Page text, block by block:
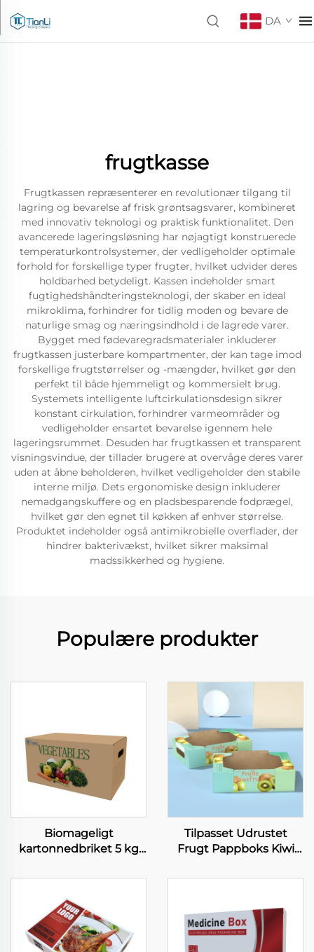
DA
frugtkasse
Frugtkassen repræsenterer en revolutionær tilgang til
lagring og bevarelse af frisk grøntsagsvarer, kombineret
med innovativ teknologi og praktisk funktionalitet. Den
avancerede lageringsløsning har nøjagtigt konstruerede
temperaturkontrolsystemer, der vedligeholder optimale
forhold for forskellige typer frugter, hvilket udvider deres
holdbarhed betydeligt. Kassen indeholder smart
fugtighedshåndteringsteknologi, der skaber en ideal
mikroklima, forhindrer for tidlig moden og bevare de
naturlige smag og næringsindhold i de lagrede varer.
Bygget med fødevaregradsmaterialer inkluderer
frugtkassen justerbare kompartmenter, der kan tage imod
forskellige frugtstørrelser og -mængder, hvilket gør den
perfekt til både hjemmeligt og kommersielt brug.
Systemets intelligente luftcirkulationsdesign sikrer
konstant cirkulation, forhindrer varmeområder og
vedligeholder ensartet bevarelse igennem hele
lageringsrummet. Desuden har frugtkassen et transparent
visningsvindue, der tillader brugere at overvåge deres varer
uden at åbne beholderen, hvilket vedligeholder den stabile
interne miljø. Dets ergonomiske design inkluderer
nemadgangskuffere og en pladsbesparende fodprægel,
hvilket gør den egnet til køkken af enhver størrelse.
Produktet indeholder også antimikrobielle overflader, der
hindrer bakterivækst, hvilket sikrer maksimal
madssikkerhed og hygiene.
Populære produkter
Biomageligt
kartonnedbriket 5 kg
Landbrugsfrisk
produkter
Grøntsagskasse Høj
kvalitet Papirkasser til
grøntsager
Tilpasset Udrustet
Frugt Pappboks Kiwi
Mango Banan Frugt
Forsendelsesboks